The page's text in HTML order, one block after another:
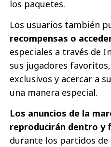
los paquetes.
Los usuarios también
recompensas o
especiales a través de
sus jugadores
exclusivos y acercar a
una manera especial.
Los anuncios de la
reproducirán dentro y
durante los partidos de